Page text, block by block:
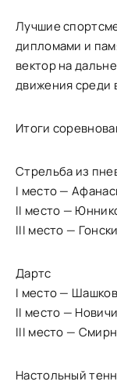
Лучшие
дипломами и
вектор на
движения среди
Итоги
Стрельба из
I место —
II место —
III место —
Дартс
I место —
II место —
III место —
Настольный